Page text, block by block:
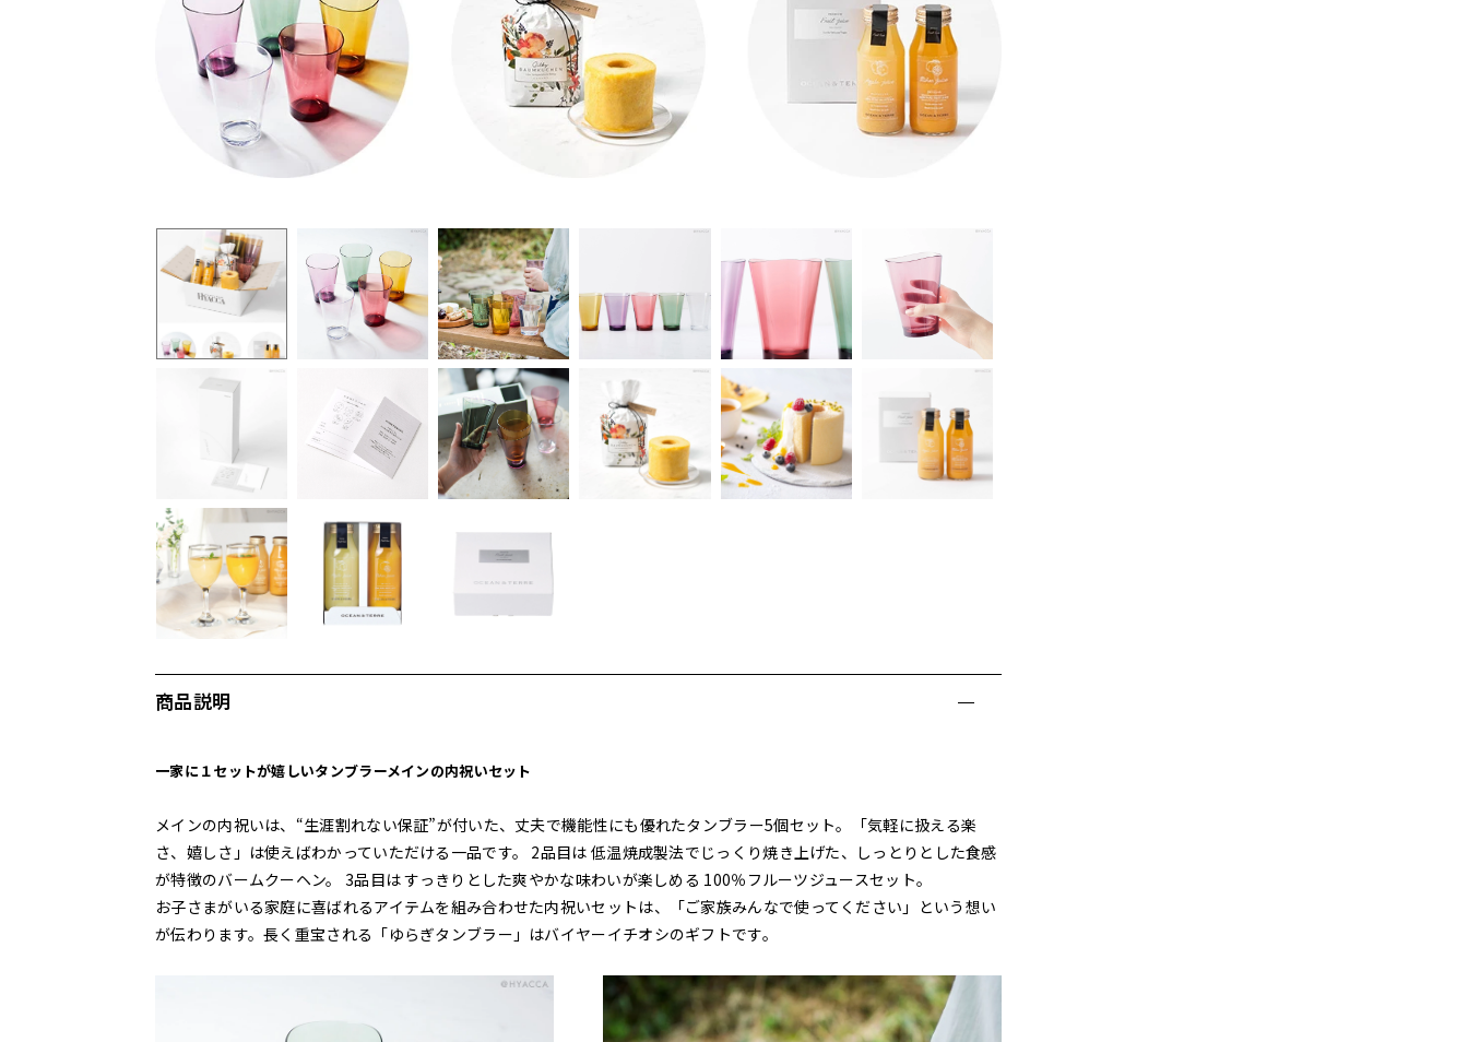
商品説明
一家に１セットが嬉しいタンブラーメインの内祝いセット
メインの内祝いは、“生涯割れない保証”が付いた、丈夫で機能性にも優れたタンブラー5個セット。「気軽に扱える楽
さ、嬉しさ」は使えばわかっていただける一品です。 2品目は 低温焼成製法でじっくり焼き上げた、しっとりとした食感
が特徴のバームクーヘン。 3品目は すっきりとした爽やかな味わいが楽しめる 100％フルーツジュースセット。
お子さまがいる家庭に喜ばれるアイテムを組み合わせた内祝いセットは、「ご家族みんなで使ってください」という想い
が伝わります。長く重宝される「ゆらぎタンブラー」はバイヤーイチオシのギフトです。